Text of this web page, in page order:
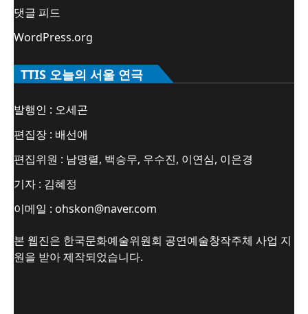
댓글 피드
WordPress.org
TTIS 오늘의 서울 연극
발행인 : 오세곤
편집장 : 배선애
편집위원 : 남명렬, 백승무, 우수진, 이연심, 이은경
기자 : 김혜정
이메일 : ohskon@naver.com
본 웹진은 한국문화예술위원회 공연예술창작주체 사업 지
원을 받아 제작되었습니다.